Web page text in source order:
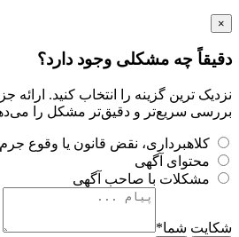
چه مشکلی وجود دارد؟
ترین گزینه را انتخاب کنید. ارائه
سریع‌تر و دقیق‌تر مشکل را می‌دهد.
کلاهبرداری، نقض قانون یا وقوع جرم
محتوای آگهی
مشکلات با صاحب آگهی
شما*